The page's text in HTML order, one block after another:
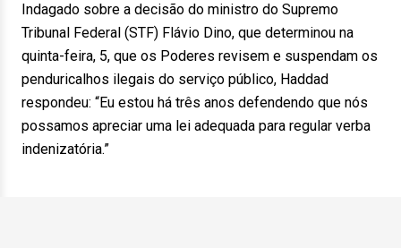
Indagado sobre a decisão do ministro do Supremo
Tribunal Federal (STF) Flávio Dino, que determinou na
quinta-feira, 5, que os Poderes revisem e suspendam os
penduricalhos ilegais do serviço público, Haddad
respondeu: “Eu estou há três anos defendendo que nós
possamos apreciar uma lei adequada para regular verba
indenizatória.”